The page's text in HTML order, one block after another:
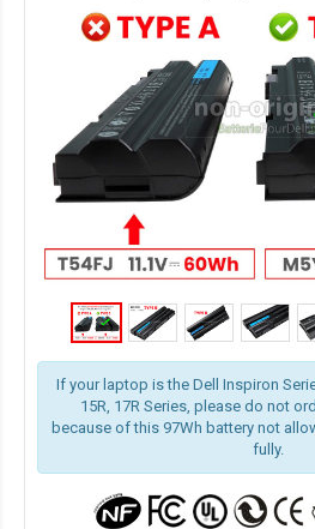
If your laptop is the Dell Inspiron
15R, 17R Series, please do not
because of this 97Wh battery not
fully.